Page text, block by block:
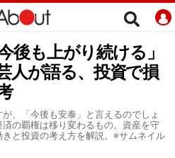
後も上がり続ける」
人が語る、投資で損
、「今後も安泰」と言えるのでしょ
の覇権は移り変わるもの。資産を守
と投資の考え方を解説。※サムネイル